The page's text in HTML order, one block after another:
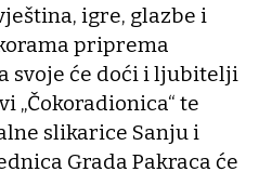
igre, glazbe i
priprema
svoje će doći i ljubitelji
„Čokoradionica“ te
slikarice Sanju i
Grada Pakraca će